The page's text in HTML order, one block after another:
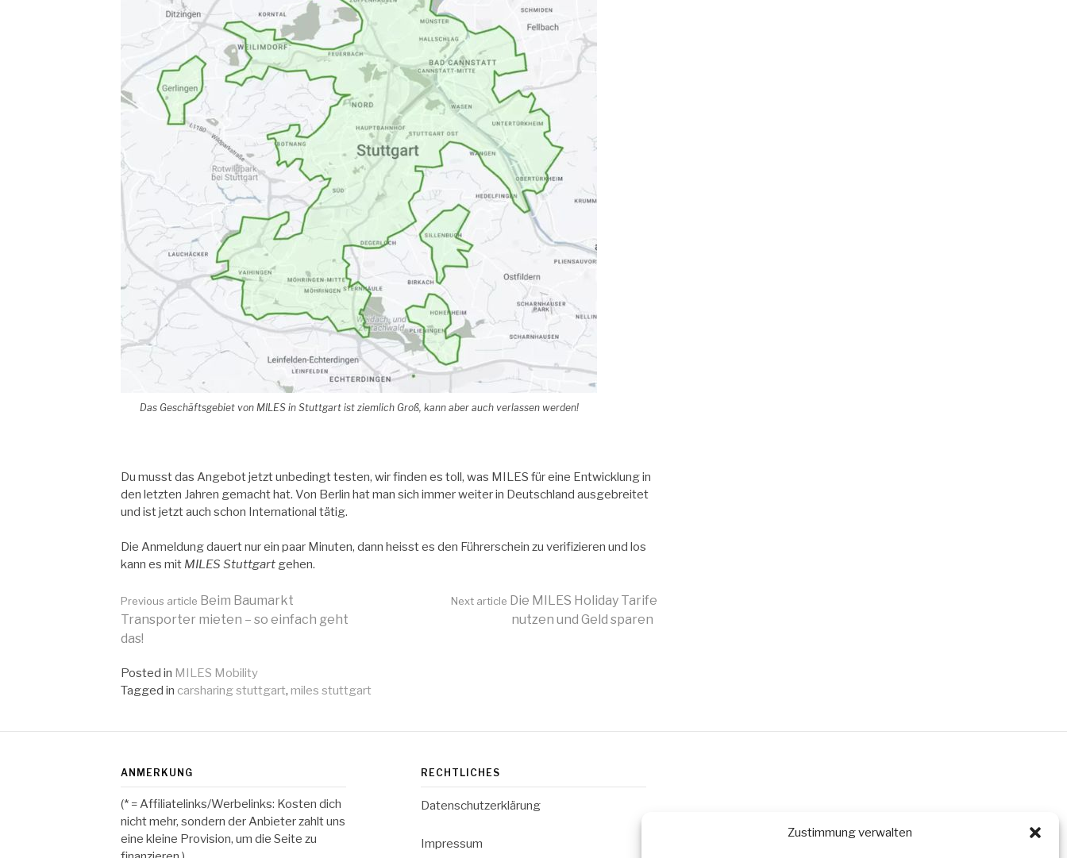
Zustimmung verwalten
Das Geschäftsgebiet von MILES in Stuttgart ist ziemlich Groß, kann aber auch verlassen werden!
Du musst das Angebot jetzt unbedingt testen, wir finden es toll, was MILES für eine Entwicklung in
den letzten Jahren gemacht hat. Von Berlin hat man sich immer weiter in Deutschland ausgebreitet
und ist jetzt auch schon International tätig.
Die Anmeldung dauert nur ein paar Minuten, dann heisst es den Führerschein zu verifizieren und los
kann es mit MILES Stuttgart gehen.
Continue
Reading
Previous article Beim Baumarkt
Transporter mieten – so einfach geht
das!
Next article Die MILES Holiday Tarife
nutzen und Geld sparen
Posted in MILES Mobility
Tagged in carsharing stuttgart, miles stuttgart
ANMERKUNG
(* = Affiliatelinks/Werbelinks: Kosten dich
nicht mehr, sondern der Anbieter zahlt uns
eine kleine Provision, um die Seite zu
RECHTLICHES
Datenschutzerklärung
Impressum